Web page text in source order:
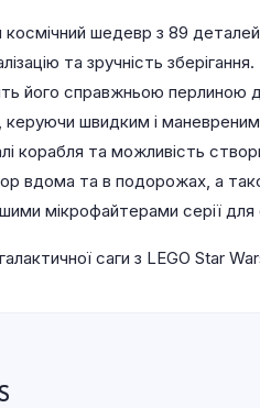
шедевр з 89
та зручність
його справжньою перлиною
швидким і
корабля та можливість
вдома та в подорожах, а
мікрофайтерами серії
саги з LEGO Star